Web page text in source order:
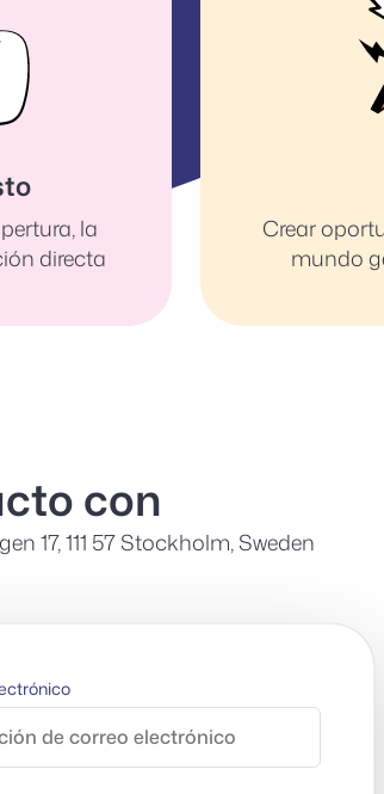
la
directa
Crear
mundo
con
17, 111 57 Stockholm, Sweden